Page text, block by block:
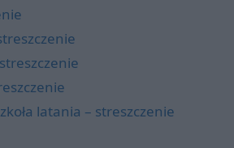
latania – streszczenie